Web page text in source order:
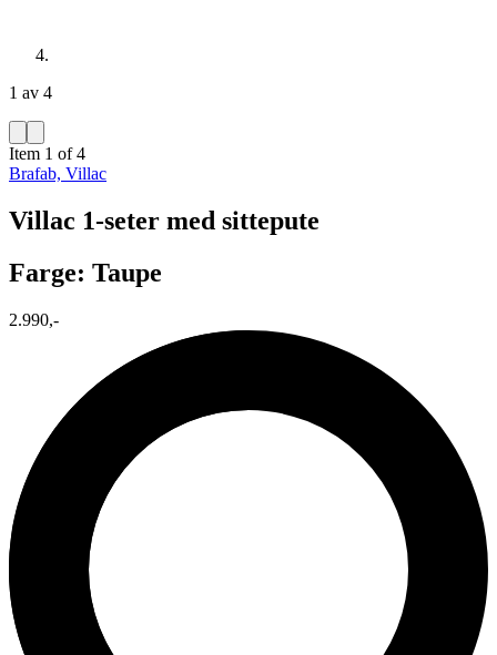
1 av 4
Item 1 of 4
Brafab, Villac
Villac 1-seter med sittepute
Farge: Taupe
2.990,-